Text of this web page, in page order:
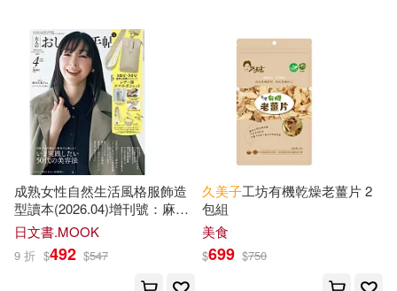
ヨシアキ(180)
乱ぼたん(180)
藤子.F.不二雄(180)
金庸(180) 王文華(179)
MM-R(175) 松本いちか(175)
中國少年兒童出版社(624)
人民文學出版社(621)
新世界出版社(612)
SONY MUSIC(601)
上海人民出版社(598)
成熟女性自然生活風格服飾造
型讀本(2026.04)增刊號：麻生
久美子 (附SOU・SOU手機側
背包)
日文書.MOOK
9 折 $492 $547
久美子工坊有機乾燥老薑片 2
包組
美食
$699 $750